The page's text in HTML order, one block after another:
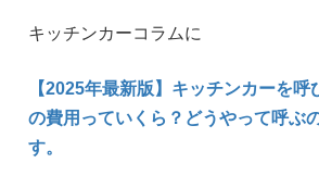
キッチンカーコラムに
【2025年最新版】キッチンカーを
の費用っていくら？どうやって呼ぶ
す。